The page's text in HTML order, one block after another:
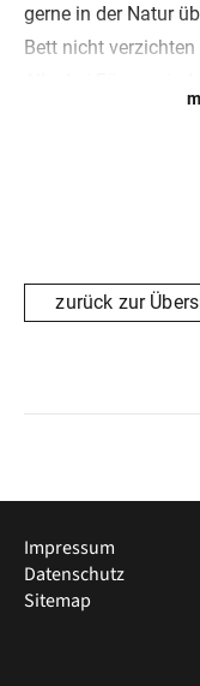
gerne in der Natur
Bett nicht
Bettwäsche und
erreicht der Gast die
Waschbecken und
Wohlfühl-
Gäste sowohl mit
zurück zur
Impressum
Datenschutz
Sitemap